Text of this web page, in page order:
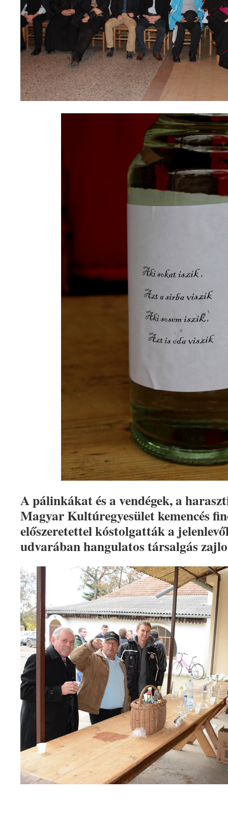
A pálinkákat és a vendégek, a
Magyar Kultúregyesület kemencés
előszeretettel kóstolgatták a
udvarában hangulatos társalgás